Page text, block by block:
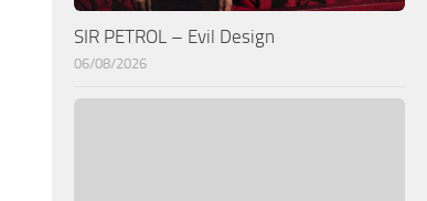
SIR PETROL – Evil Design
06/08/2026